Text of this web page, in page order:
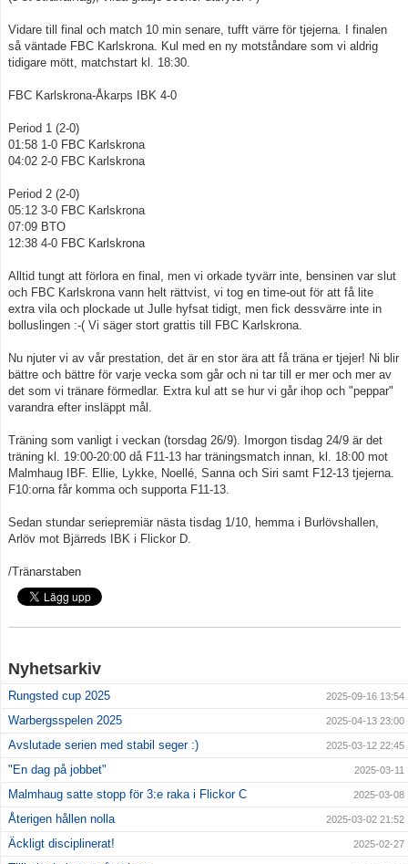
Vidare till final och match 10 min senare, tufft värre för tjejerna. I finalen
så väntade FBC Karlskrona. Kul med en ny motståndare som vi aldrig
tidigare mött, matchstart kl. 18:30.
FBC Karlskrona-Åkarps IBK 4-0
Period 1 (2-0)
01:58 1-0 FBC Karlskrona
04:02 2-0 FBC Karlskrona
Period 2 (2-0)
05:12 3-0 FBC Karlskrona
07:09 BTO
12:38 4-0 FBC Karlskrona
Alltid tungt att förlora en final, men vi orkade tyvärr inte, bensinen var slut
och FBC Karlskrona vann helt rättvist, vi tog en time-out för att få lite
extra vila och plockade ut Julle hyfsat tidigt, men fick dessvärre inte in
bolluslingen :-( Vi säger stort grattis till FBC Karlskrona.
Nu njuter vi av vår prestation, det är en stor ära att få träna er tjejer! Ni blir
bättre och bättre för varje vecka som går och ni tar till er mer och mer av
det som vi tränare förmedlar. Extra kul att se hur vi går ihop och "peppar"
varandra efter insläppt mål.
Träning som vanligt i veckan (torsdag 26/9). Imorgon tisdag 24/9 är det
träning kl. 19:00-20:00 då F11-13 har träningsmatch innan, kl. 18:00 mot
Malmhaug IBF. Ellie, Lykke, Noellé, Sanna och Siri samt F12-13 tjejerna.
F10:orna får komma och supporta F11-13.
Sedan stundar seriepremiär nästa tisdag 1/10, hemma i Burlövshallen,
Arlöv mot Bjärreds IBK i Flickor D.
/Tränarstaben
Nyhetsarkiv
Rungsted cup 2025 2025-09-16 13:54
Warbergsspelen 2025 2025-04-13 23:00
Avslutade serien med stabil seger :) 2025-03-12 22:45
"En dag på jobbet" 2025-03-11
Malmhaug satte stopp för 3:e raka i Flickor C 2025-03-08
Återigen hållen nolla 2025-03-02 21:52
Äckligt disciplinerat! 2025-02-27